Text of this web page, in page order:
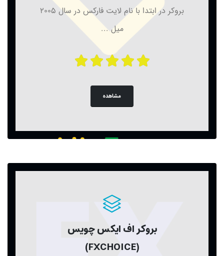
بروکر در ابتدا با نام لایت فارکس در سال 2005
میل ...
مشاهده
بروکر اف ایکس چویس
(FXCHOICE)